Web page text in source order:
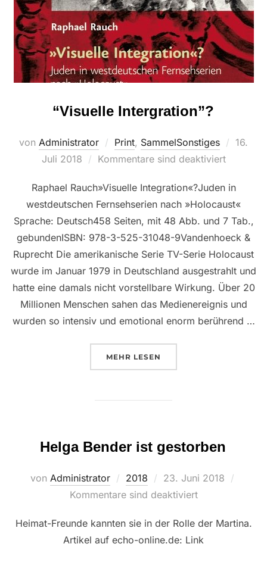
“Visuelle Intergration”?
von Administrator Print, SammelSonstiges
16.
Juli 2018
Kommentare sind deaktiviert
Raphael Rauch»Visuelle Integration«?Juden in
westdeutschen Fernsehserien nach »Holocaust«
Sprache: Deutsch458 Seiten, mit 48 Abb. und 7 Tab.,
gebundenISBN: 978-3-525-31048-9Vandenhoeck &
Ruprecht Die amerikanische Serie TV-Serie Holocaust
wurde im Januar 1979 in Deutschland ausgestrahlt und
hatte eine damals nicht vorstellbare Wirkung. Über 20
Millionen Menschen sahen das Medienereignis und
wurden so intensiv und emotional enorm berührend …
MEHR ÜBER ““VISUELLE
LESEN
Helga Bender ist gestorben
von Administrator 2018
Veröffentlicht
am
23. Juni 2018
Kommentare sind deaktiviert
Heimat-Freunde kannten sie in der Rolle der Martina.
Artikel auf echo-online.de: Link